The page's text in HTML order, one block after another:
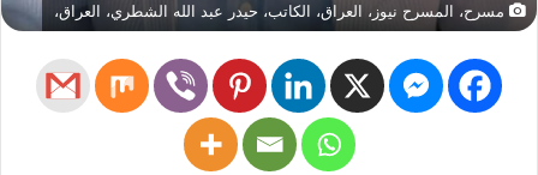
مسرح، المسرح نيوز، العراق، الكاتب، حيدر عبد الله الشطري، العراق،